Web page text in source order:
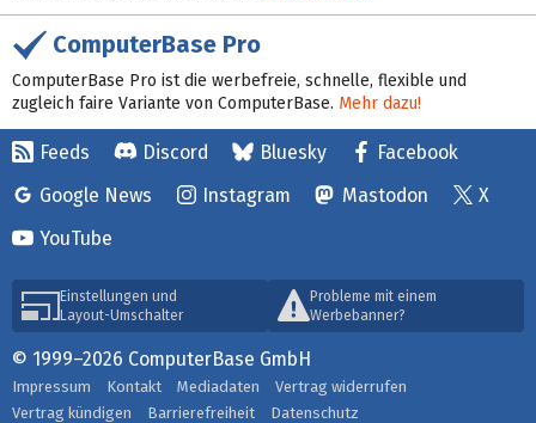
ComputerBase Pro
ComputerBase Pro ist die werbefreie, schnelle, flexible und
zugleich faire Variante von ComputerBase. Mehr dazu!
Feeds Discord Bluesky
Facebook
Google News
Instagram Mastodon
X
YouTube
Einstellungen und
Layout-Umschalter
Probleme mit einem
Werbebanner?
© 1999–2026 ComputerBase GmbH
Impressum Kontakt Mediadaten
Vertrag widerrufen
Vertrag kündigen
Barrierefreiheit Datenschutz